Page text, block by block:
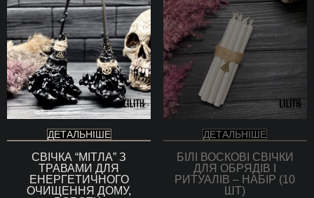
ДЕТАЛЬНІШЕ
СВІЧКА “МІТЛА” З
ТРАВАМИ ДЛЯ
ЕНЕРГЕТИЧНОГО
ОЧИЩЕННЯ ДОМУ,
ДЕТАЛЬНІШЕ
БІЛІ ВОСКОВІ СВІЧКИ
ДЛЯ ОБРЯДІВ І
РИТУАЛІВ – НАБІР (10
ШТ)